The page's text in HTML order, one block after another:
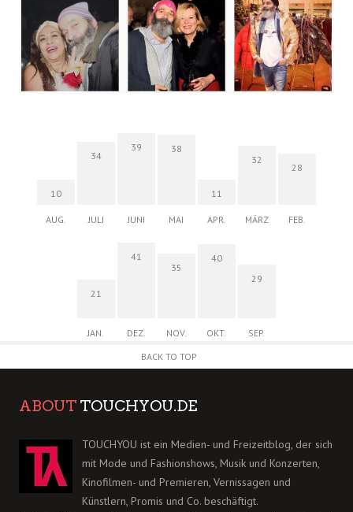
10
AUG.
34
JULI
39
JUNI
38
MAI
11
APR.
32
MÄRZ
28
FEB.
21
JAN.
41
DEZ.
35
NOV.
40
OKT.
29
SEP.
BACK TO TOP
ABOUT TOUCHYOU.DE
TOUCHYOU ist ein Medien- und Freizeitblog, der sich
mit Mode und Fashionshows, Musik und Konzerten,
Kinofilmen- und Premieren, Vernissagen und
Künstlern, Promis und Co. beschäftigt.